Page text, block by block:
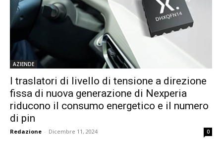
AZIENDE
I traslatori di livello di tensione a direzione
fissa di nuova generazione di Nexperia
riducono il consumo energetico e il numero
di pin
Redazione - Dicembre 11, 2024 0